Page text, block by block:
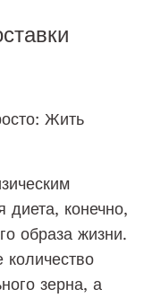
Жить
диета, конечно,
образа жизни.
количество
зерна, а